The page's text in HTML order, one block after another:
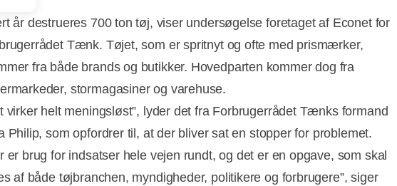
år destrueres 700 ton tøj, viser undersøgelse foretaget af Econet for
Tænk. Tøjet, som er spritnyt og ofte med prismærker,
fra både brands og butikker. Hovedparten kommer dog fra
stormagasiner og varehuse.
virker helt meningsløst”, lyder det fra Forbrugerrådet Tænks formand
Philip, som opfordrer til, at der bliver sat en stopper for problemet.
er brug for indsatser hele vejen rundt, og det er en opgave, som skal
af både tøjbranchen, myndigheder, politikere og forbrugere”, siger